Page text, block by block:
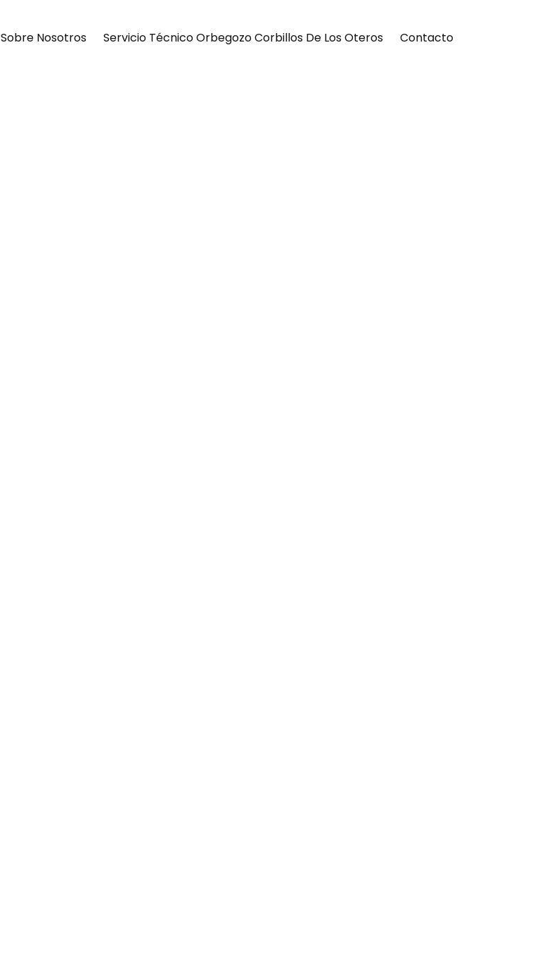
Sobre Nosotros Servicio Técnico Orbegozo Corbillos De Los Oteros Contacto